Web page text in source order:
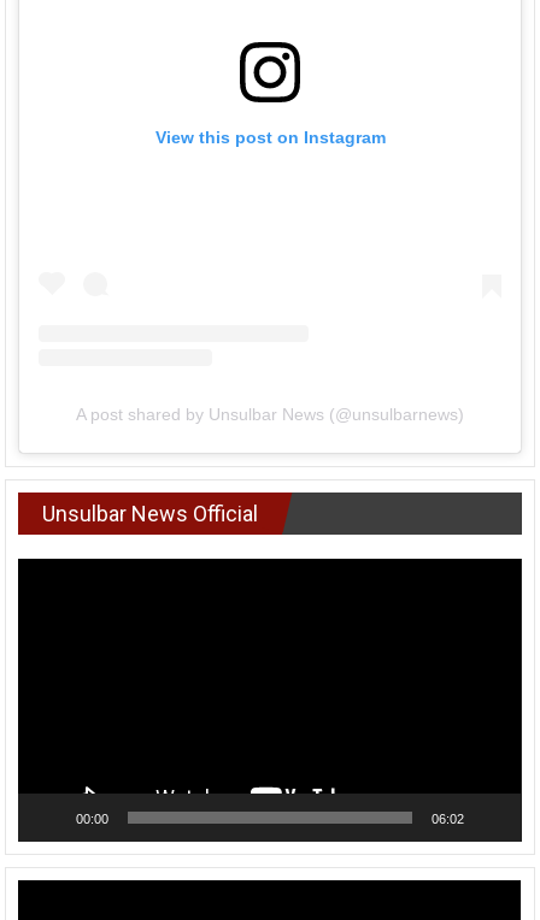
View this post on Instagram
A post shared by Unsulbar News (@unsulbarnews)
Unsulbar News Official
00:00 06:02